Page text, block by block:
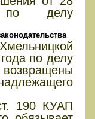
делу
по делу
190 КУАП